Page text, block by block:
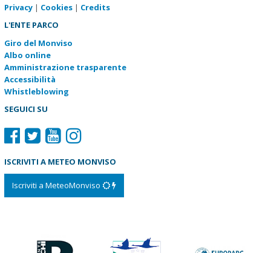
Privacy| Cookies| Credits
L'ENTE PARCO
Giro del Monviso
Albo online
Amministrazione trasparente
Accessibilità
Whistleblowing
SEGUICI SU
ISCRIVITI A METEO MONVISO
Iscriviti a MeteoMonviso